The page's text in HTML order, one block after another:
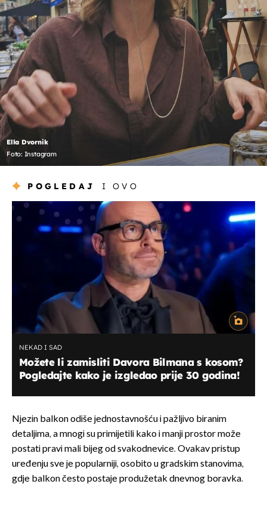
Ella Dvornik
Foto: Instagram
POGLEDAJ I OVO
NEKAD I SAD
Možete li zamisliti Davora Bilmana s kosom?
Pogledajte kako je izgledao prije 30 godina!
Njezin balkon odiše jednostavnošću i pažljivo biranim
detaljima, a mnogi su primijetili kako i manji prostor može
postati pravi mali bijeg od svakodnevice. Ovakav pristup
uređenju sve je popularniji, osobito u gradskim stanovima,
gdje balkon često postaje produžetak dnevnog boravka.